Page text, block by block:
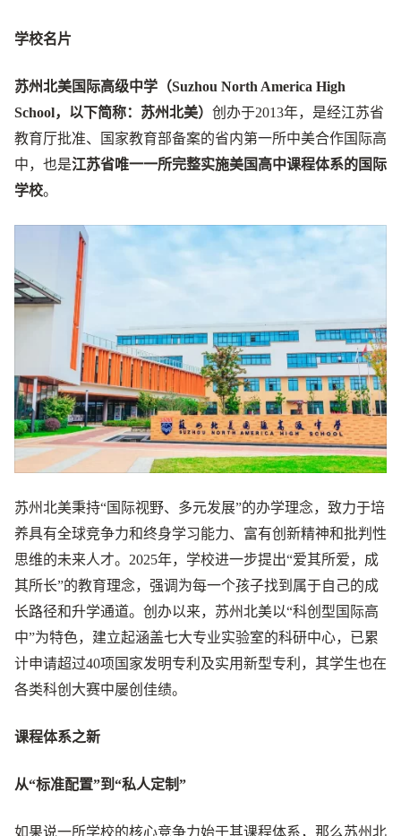
学校名片
苏州北美国际高级中学（Suzhou North America High
School，以下简称：苏州北美） 创办于2013年，是经江苏省
教育厅批准、国家教育部备案的省内第一所中美合作国际高
中，也是江苏省唯一一所完整实施美国高中课程体系的国际
学校。
苏州北美秉持“国际视野、多元发展”的办学理念，致力于培
养具有全球竞争力和终身学习能力、富有创新精神和批判性
思维的未来人才。2025年，学校进一步提出“爱其所爱，成
其所长”的教育理念，强调为每一个孩子找到属于自己的成
长路径和升学通道。创办以来，苏州北美以“科创型国际高
中”为特色，建立起涵盖七大专业实验室的科研中心，已累
计申请超过40项国家发明专利及实用新型专利，其学生也在
各类科创大赛中屡创佳绩。
课程体系之新
从“标准配置”到“私人定制”
如果说一所学校的核心竞争力始于其课程体系，那么苏州北